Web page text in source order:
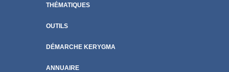
THÉMATIQUES
OUTILS
DÉMARCHE KERYGMA
ANNUAIRE